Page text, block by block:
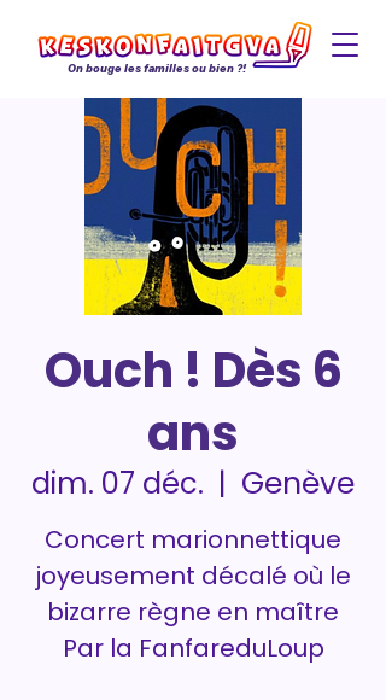
On bouge les familles ou bien ?!
Ouch ! Dès 6
ans
dim. 07 déc.
  |
Genève
Concert marionnettique
joyeusement décalé où le
bizarre règne en maître
Par la FanfareduLoup